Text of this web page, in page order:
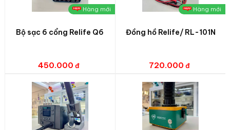
Hàng mới
Bộ sạc 6 cổng Relife Q6
450.000
Hàng mới
Đồng hồ Relife/ RL-101N
720.000